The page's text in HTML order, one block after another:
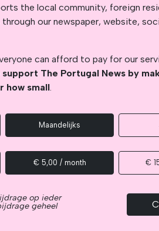
the local community, foreign
our newspaper, website,
can afford to pay for our
support The Portugal News by
how small.
Maandelijks
€ 5,00 / month €
op ieder
geheel